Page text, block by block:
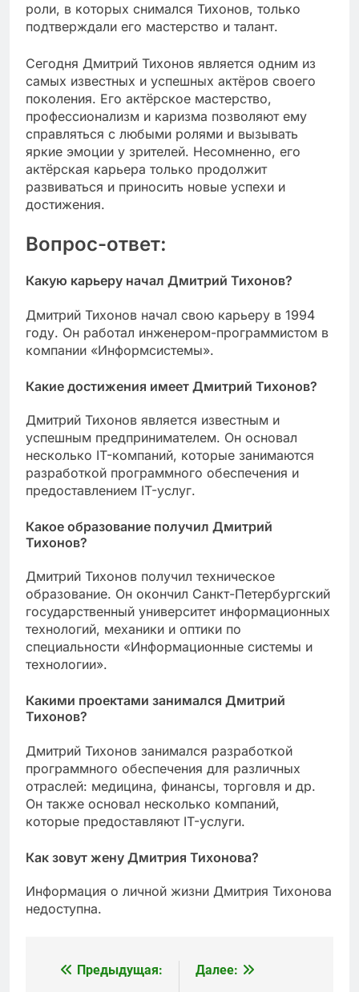
роли, в которых снимался Тихонов, только
подтверждали его мастерство и талант.
Сегодня Дмитрий Тихонов является одним из
самых известных и успешных актёров своего
поколения. Его актёрское мастерство,
профессионализм и каризма позволяют ему
справляться с любыми ролями и вызывать
яркие эмоции у зрителей. Несомненно, его
актёрская карьера только продолжит
развиваться и приносить новые успехи и
достижения.
Вопрос-ответ:
Какую карьеру начал Дмитрий Тихонов?
Дмитрий Тихонов начал свою карьеру в 1994
году. Он работал инженером-программистом в
компании «Информсистемы».
Какие достижения имеет Дмитрий Тихонов?
Дмитрий Тихонов является известным и
успешным предпринимателем. Он основал
несколько IT-компаний, которые занимаются
разработкой программного обеспечения и
предоставлением IT-услуг.
Какое образование получил Дмитрий
Тихонов?
Дмитрий Тихонов получил техническое
образование. Он окончил Санкт-Петербургский
государственный университет информационных
технологий, механики и оптики по
специальности «Информационные системы и
технологии».
Какими проектами занимался Дмитрий
Тихонов?
Дмитрий Тихонов занимался разработкой
программного обеспечения для различных
отраслей: медицина, финансы, торговля и др.
Он также основал несколько компаний,
которые предоставляют IT-услуги.
Как зовут жену Дмитрия Тихонова?
Информация о личной жизни Дмитрия Тихонова
недоступна.
Навигация
Предыдущая:
Далее: